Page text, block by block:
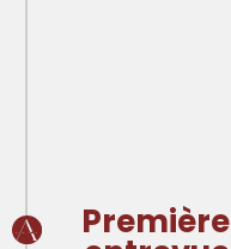
Première